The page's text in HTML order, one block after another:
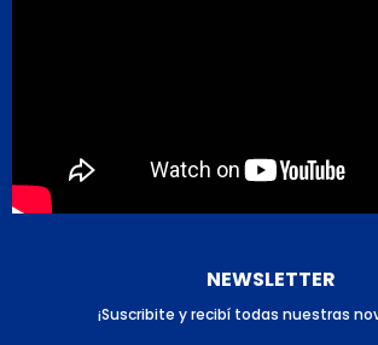
NEWSLETTER
¡Suscribite y recibí todas nuestras